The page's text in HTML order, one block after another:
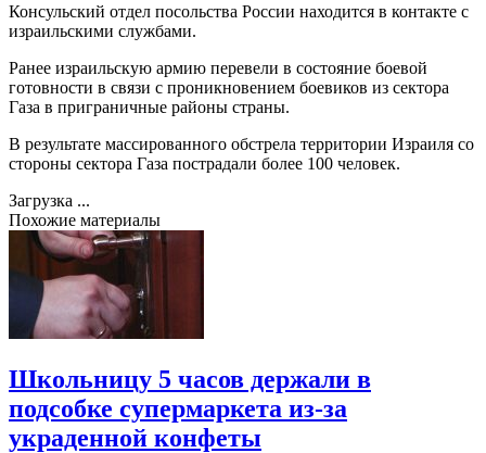
Консульский отдел посольства России находится в контакте с
израильскими службами.
Ранее израильскую армию перевели в состояние боевой
готовности в связи с проникновением боевиков из сектора
Газа в приграничные районы страны.
В результате массированного обстрела территории Израиля со
стороны сектора Газа пострадали более 100 человек.
Загрузка ...
Похожие материалы
Школьницу 5 часов держали в
подсобке супермаркета из-за
украденной конфеты